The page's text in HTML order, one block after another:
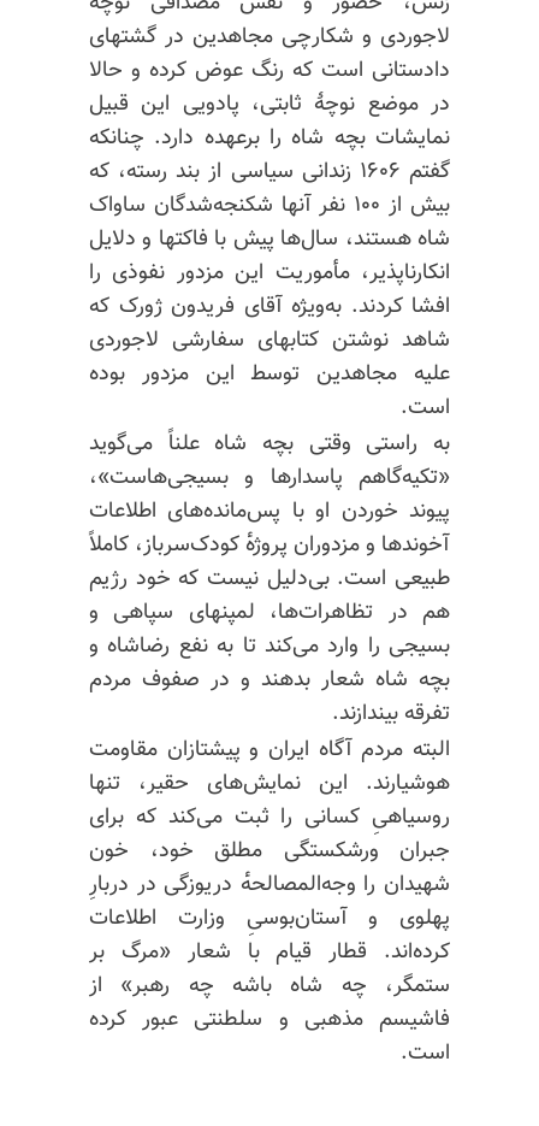
لاجوردی و شکارچی مجاهدین در گشتهای
دادستانی است که رنگ عوض کرده و حالا
در موضع نوچهٔ ثابتی، پادویی این قبیل
نمایشات بچه شاه را برعهده دارد. چنانکه
گفتم ۱۶۰۶ زندانی سیاسی از بند رسته، که
بیش از ۱۰۰ نفر آنها شکنجه‌شدگان ساواک
شاه هستند، سال‌ها پیش با فاکتها و دلایل
انکارناپذیر، مأموریت این مزدور نفوذی را
افشا کردند. به‌ویژه آقای فریدون ژورک که
شاهد نوشتن کتابهای سفارشی لاجوردی
علیه مجاهدین توسط این مزدور بوده
است.
به راستی وقتی بچه شاه علناً می‌گوید
«تکیه‌گاهم پاسدارها و بسیجی‌هاست»،
پیوند خوردن او با پس‌مانده‌های اطلاعات
آخوندها و مزدوران پروژه‌ٔ کودک‌سرباز، کاملاً
طبیعی است. بی‌دلیل نیست که خود رژیم
هم در تظاهرات‌ها، لمپنهای سپاهی و
بسیجی را وارد می‌کند تا به نفع رضاشاه و
بچه شاه شعار بدهند و در صفوف مردم
تفرقه بیندازند.
البته مردم آگاه ایران و پیشتازان مقاومت
هوشیارند. این نمایش‌های حقیر، تنها
روسیاهیِ کسانی را ثبت می‌کند که برای
جبران ورشکستگی مطلق خود، خون
شهیدان را وجه‌المصالحه‌ٔ دریوزگی در دربارِ
پهلوی و آستان‌بوسیِ وزارت اطلاعات
کرده‌اند. قطار قیام با شعار «مرگ بر
ستمگر، چه شاه باشه چه رهبر» از
فاشیسم مذهبی و سلطنتی عبور کرده
است.